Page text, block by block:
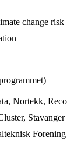
change risk
Nortekk, Reco
Stavanger
Forening